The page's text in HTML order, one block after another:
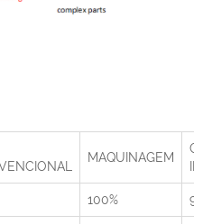
MAQUINAGEM
100%